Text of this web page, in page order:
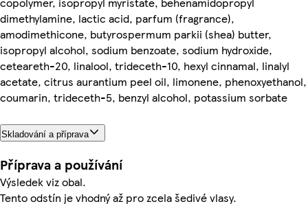
dimethylamine, lactic acid, parfum (fragrance),
amodimethicone, butyrospermum parkii (shea) butter,
isopropyl alcohol, sodium benzoate, sodium hydroxide,
ceteareth-20, linalool, trideceth-10, hexyl cinnamal, linalyl
acetate, citrus aurantium peel oil, limonene, phenoxyethanol,
coumarin, trideceth-5, benzyl alcohol, potassium sorbate
Skladování a příprava
Příprava a používání
Výsledek viz obal.
Tento odstín je vhodný až pro zcela šedivé vlasy.